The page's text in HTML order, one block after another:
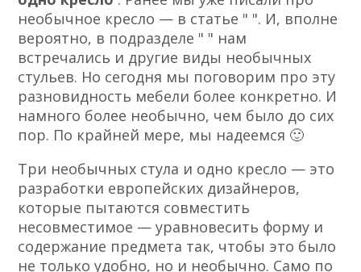
необычное кресло — в статье " ". И, вполне
вероятно, в подразделе " " нам
встречались и другие виды необычных
стульев. Но сегодня мы поговорим про эту
разновидность мебели более конкретно. И
намного более необычно, чем было до сих
пор. По крайней мере, мы надеемся 🙂
Три необычных стула и одно кресло — это
разработки европейских дизайнеров,
которые пытаются совместить
несовместимое — уравновесить форму и
содержание предмета так, чтобы это было
не только удобно, но и необычно. Само по